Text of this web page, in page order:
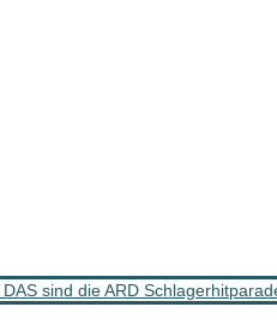
sind die ARD